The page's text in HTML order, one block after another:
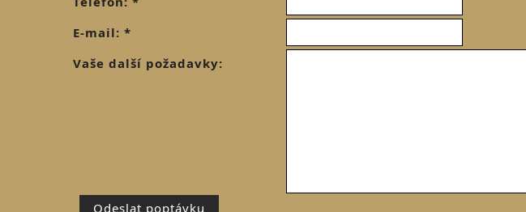
E-mail: *
Vaše další požadavky: